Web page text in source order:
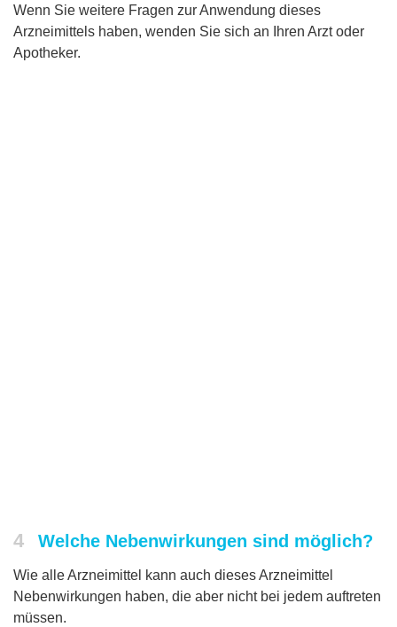
Wenn Sie weitere Fragen zur Anwendung dieses
Arzneimittels haben, wenden Sie sich an Ihren Arzt oder
Apotheker.
4 Welche Nebenwirkungen sind möglich?
Wie alle Arzneimittel kann auch dieses Arzneimittel
Nebenwirkungen haben, die aber nicht bei jedem auftreten
müssen.